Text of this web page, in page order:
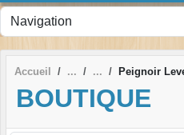
Accueil Peignoir
BOUTIQUE